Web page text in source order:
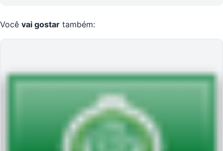
Você vai gostar também: